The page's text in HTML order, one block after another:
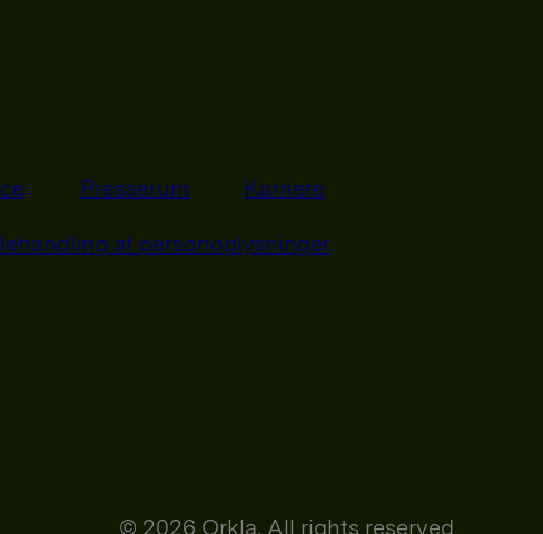
Presserum Karriere
af personoplysninger
© 2026 Orkla. All rights reserved